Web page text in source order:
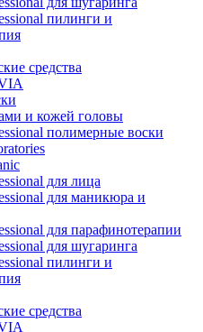
пилинги и
средства
и кожей головы
полимерные воски
для лица
для маникюра и
для парафинотерапии
для шугаринга
пилинги и
средства